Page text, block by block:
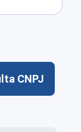
CNPJ